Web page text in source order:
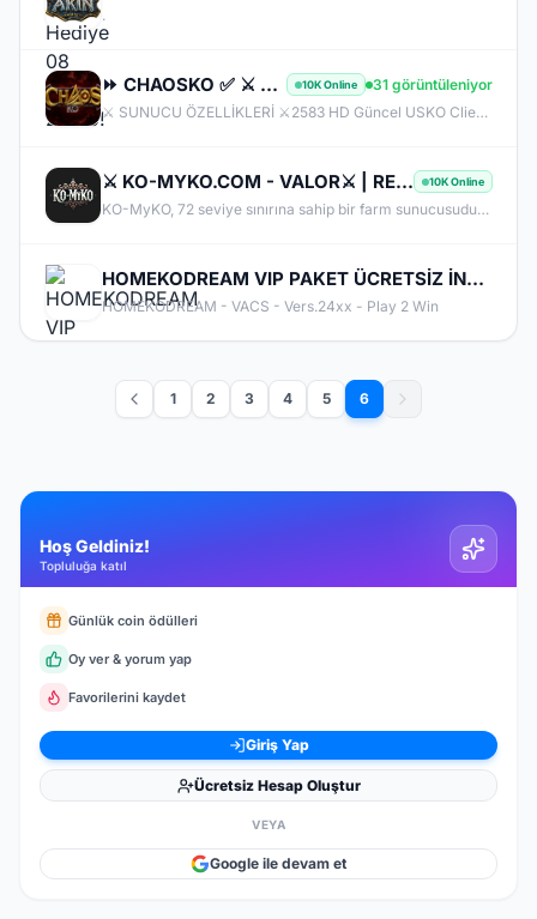
.
⏩ CHAOSKO ✅ ⚔️ 22 Mayıs Academy ⚔️ VIP PAKET HEDİYE ⭐✅ DirectX11 v2585 HD CLIENT ⭐ KEYSOFT ⭐ HOMEKO 10K Online
31 görüntüleniyor
⚔️ SUNUCU ÖZELLİKLERİ ⚔️​ 2583 HD Güncel USKO Client DX11 ile yüksek FPS deneyimi 83 Level Full Skill başlangıç Homeko tipi DB yapısı GB ve item değerli ekonomi Anti AFK sistemi 7/24 aktif GM desteği CHAOSKO - GENEL BİLGİLER​ Başlangıç Bilgileri ⚔️ Sunucumuza 83 Lv başlangıç ve FULL Skill olarak Maradon'da başlıyorsunuz. Açılışta maksimum karakterinizi 83 Lv + 5 REB yapabileceksiniz. İlerleyen dönemlerde kademe kademe REB seviyeleri arttırılacaktır.
⚔️ KO-MYKO.COM - VALOR⚔️ | RESMİ AÇILIŞ: 08.05.2026 | ⭐ YENİ AKADEMİ SUNUCUSU & HOŞ GELDİN HEDİYESİ ⭐ 10K Online
KO-MyKO, 72 seviye sınırına sahip bir farm sunucusudur; harika bir pazar odaklı sistemi, aktif etkinlikleri ve güçlü PvP aksiyonu bulunur. Knight Online’ın ilk versiyonlarını sevdiyseniz, sunucumuz nostaljik dönemi deneyimlemek için doğru yerdir.
HOMEKODREAM VIP PAKET ÜCRETSİZ İNDİR OYNA!
HOMEKODREAM - VACS - Vers.24xx - Play 2 Win
1 2 3 4 5 6
Hoş Geldiniz!
Topluluğa katıl
Günlük coin ödülleri
Oy ver & yorum yap
Favorilerini kaydet
Giriş Yap
Ücretsiz Hesap Oluştur
VEYA
Google ile devam et